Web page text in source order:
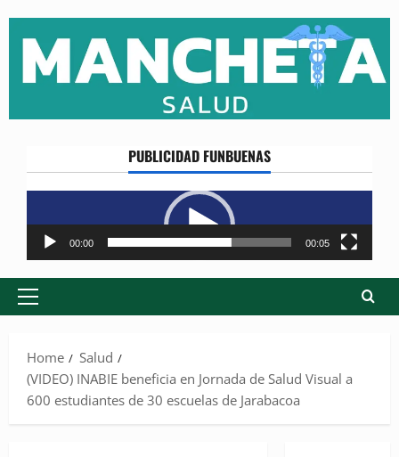
content
PUBLICIDAD FUNBUENAS
Reproductor
de
vídeo
00:00 00:05
Primary
Home
Salud
(VIDEO) INABIE beneficia en Jornada de Salud Visual a
600 estudiantes de 30 escuelas de Jarabacoa